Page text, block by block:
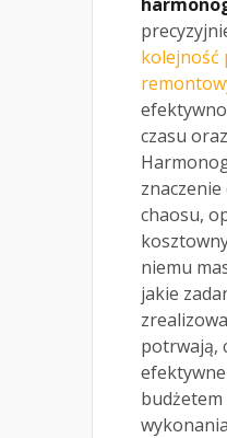
kolejność
czasu
chaosu,
niemu
jakie
potrwają,